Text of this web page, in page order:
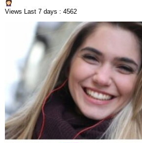
Views Last 7 days : 4562